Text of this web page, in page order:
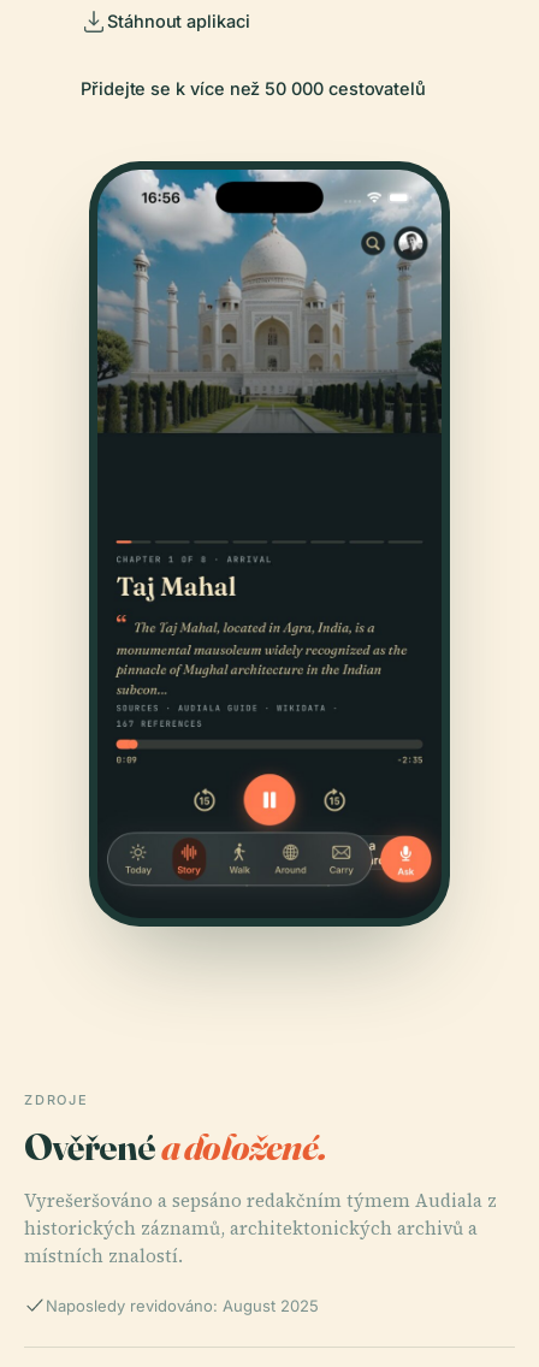
Stáhnout aplikaci
Přidejte se k více než 50 000 cestovatelů
ZDROJE
Ověřenéa doložené.
Vyrešeršováno a sepsáno redakčním týmem Audiala z
historických záznamů, architektonických archivů a
místních znalostí.
Naposledy revidováno: August 2025